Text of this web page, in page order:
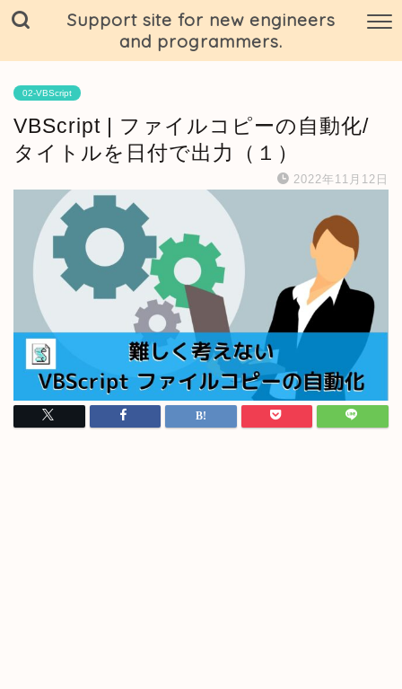
Support site for new engineers
and programmers.
02-VBScript
VBScript | ファイルコピーの自動化/
タイトルを日付で出力（１）
2022年11月12日